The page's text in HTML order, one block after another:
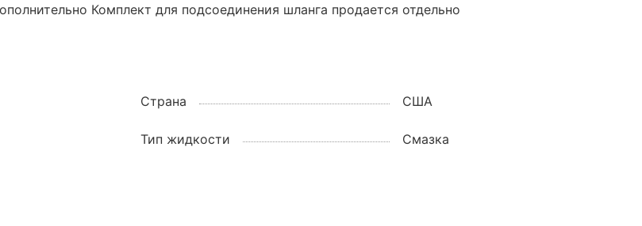
Комплект для подсоединения шланга продается отдельно
Страна США
Тип жидкости Смазка